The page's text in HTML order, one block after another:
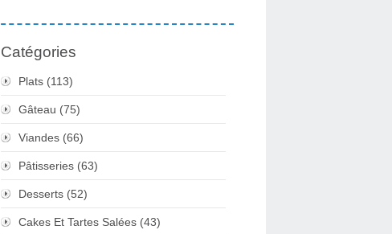
Catégories
Plats (113)
Gâteau (75)
Viandes (66)
Pâtisseries (63)
Desserts (52)
Cakes Et Tartes Salées (43)